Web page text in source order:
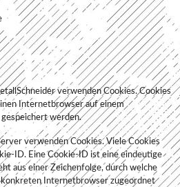
verwenden Cookies. Cookies
Internetbrowser auf einem
werden.
verwenden Cookies. Viele Cookies
ID. Eine Cookie-ID ist eine eindeutige
aus einer Zeichenfolge, durch welche
Internetbrowser zugeordnet